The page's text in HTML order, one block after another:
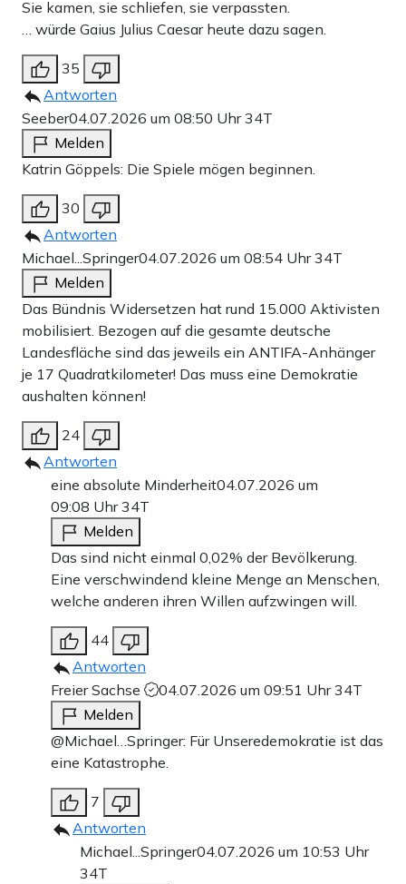
Sie kamen, sie schliefen, sie verpassten.
… würde Gaius Julius Caesar heute dazu sagen.
35
Antworten
Seeber04.07.2026 um 08:50 Uhr34T
Melden
Katrin Göppels: Die Spiele mögen beginnen.
30
Antworten
Michael...Springer04.07.2026 um 08:54 Uhr34T
Melden
Das Bündnis Widersetzen hat rund 15.000 Aktivisten
mobilisiert. Bezogen auf die gesamte deutsche
Landesfläche sind das jeweils ein ANTIFA-Anhänger
je 17 Quadratkilometer! Das muss eine Demokratie
aushalten können!
24
Antworten
eine absolute Minderheit04.07.2026 um
09:08 Uhr34T
Melden
Das sind nicht einmal 0,02% der Bevölkerung.
Eine verschwindend kleine Menge an Menschen,
welche anderen ihren Willen aufzwingen will.
44
Antworten
Freier Sachse
04.07.2026 um 09:51 Uhr34T
Melden
@Michael…Springer: Für Unseredemokratie ist das
eine Katastrophe.
7
Antworten
Michael...Springer04.07.2026 um 10:53 Uhr
34T